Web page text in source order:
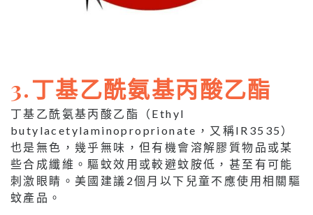
3.丁基乙酰氨基丙酸乙酯
丁基乙酰氨基丙酸乙酯（Ethyl
butylacetylaminoproprionate，又稱IR3535）
也是無色，幾乎無味，但有機會溶解膠質物品或某
些合成纖維。驅蚊效用或較避蚊胺低，甚至有可能
刺激眼睛。美國建議2個月以下兒童不應使用相關驅
蚊產品。